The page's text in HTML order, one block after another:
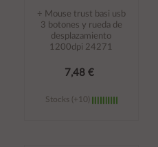
÷ Mouse trust basi usb
3 botones y rueda de
desplazamiento
1200dpi 24271
7,48 €
Stocks (+10)